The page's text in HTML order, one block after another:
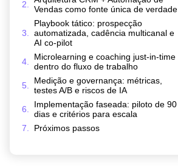
Vendas como fonte única de verdade
Playbook tático: prospecção
automatizada, cadência multicanal e
AI co-pilot
Microlearning e coaching just-in-time
dentro do fluxo de trabalho
Medição e governança: métricas,
testes A/B e riscos de IA
Implementação faseada: piloto de 90
dias e critérios para escala
Próximos passos